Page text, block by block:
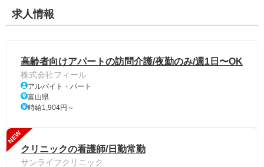
求人情報
高齢者向けアパートの訪問介護/夜勤のみ/週1日〜OK
株式会社フィール
アルバイト・パート
富山県
時給1,904円～
NEW
クリニックの看護師/日勤常勤
サンライフクリニック